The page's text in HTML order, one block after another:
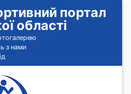
портал
області
з нами